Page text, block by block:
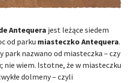
Antequera jest leżące siedem
od parku miasteczko Antequera.
park nazwano od miasteczka – czy
nie wiem. Istotne, że w miasteczku
dolmeny – czyli